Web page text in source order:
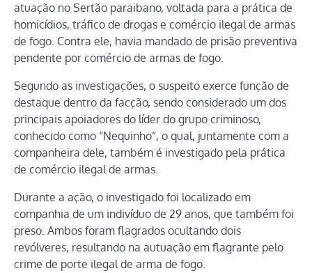
atuação no Sertão paraibano, voltada para a prática de
homicídios, tráfico de drogas e comércio ilegal de armas
de fogo. Contra ele, havia mandado de prisão preventiva
pendente por comércio de armas de fogo.
Segundo as investigações, o suspeito exerce função de
destaque dentro da facção, sendo considerado um dos
principais apoiadores do líder do grupo criminoso,
conhecido como “Nequinho”, o qual, juntamente com a
companheira dele, também é investigado pela prática
de comércio ilegal de armas.
Durante a ação, o investigado foi localizado em
companhia de um indivíduo de 29 anos, que também foi
preso. Ambos foram flagrados ocultando dois
revólveres, resultando na autuação em flagrante pelo
crime de porte ilegal de arma de fogo.